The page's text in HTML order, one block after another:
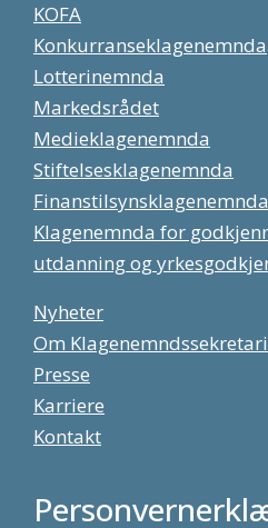
KOFA
Konkurranseklagenemnda
Lotterinemnda
Markedsrådet
Medieklagenemnda
Stiftelsesklagenemnda
Finanstilsynsklagenemnda
Klagenemnda for
utdanning og
Nyheter
Om
Presse
Karriere
Kontakt